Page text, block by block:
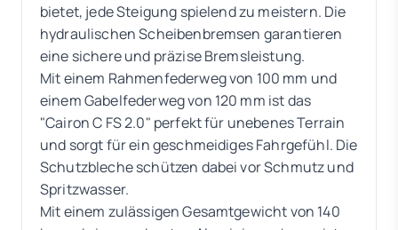
bietet, jede Steigung spielend zu meistern. Die
hydraulischen Scheibenbremsen garantieren
eine sichere und präzise Bremsleistung.
Mit einem Rahmenfederweg von 100 mm und
einem Gabelfederweg von 120 mm ist das
"Cairon C FS 2.0" perfekt für unebenes Terrain
und sorgt für ein geschmeidiges Fahrgefühl. Die
Schutzbleche schützen dabei vor Schmutz und
Spritzwasser.
Mit einem zulässigen Gesamtgewicht von 140